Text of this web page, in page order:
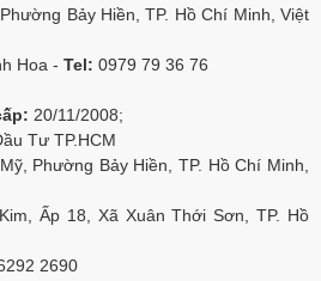
Bảy Hiền, TP. Hồ Chí Minh, Việt
Hoa - Tel: 0979 79 36 76
20/11/2008;
Tư TP.HCM
Phường Bảy Hiền, TP. Hồ Chí Minh,
Ấp 18, Xã Xuân Thới Sơn, TP. Hồ
2690